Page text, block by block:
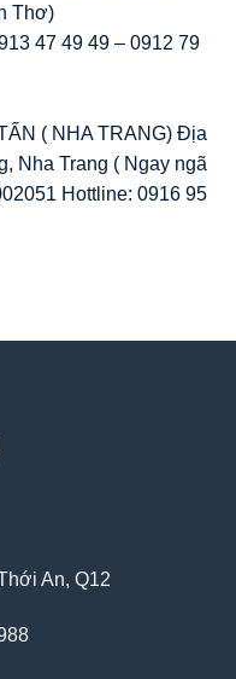
Thơ)
47 49 49 – 0912 79
( NHA TRANG) Địa
Nha Trang ( Ngay ngã
Hottline: 0916 95
An, Q12